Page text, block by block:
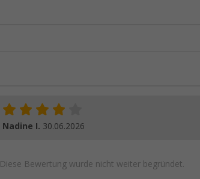
Nadine I. 30.06.2026
Diese Bewertung wurde nicht weiter begründet.